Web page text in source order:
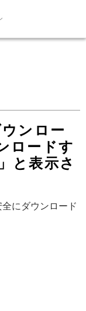
ンロー
ロードす
と表示さ
にダウンロード